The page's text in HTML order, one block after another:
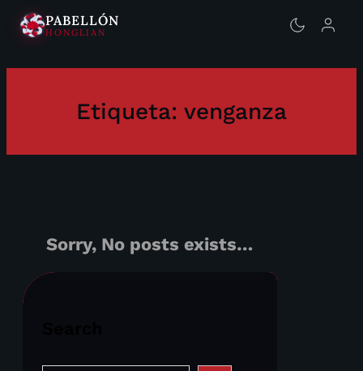
PABELLÓN
HONGLIAN
Etiqueta: venganza
Sorry, No posts exists…